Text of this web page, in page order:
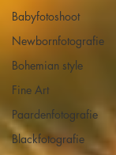
Babyfotoshoot
Newbornfotografie
Bohemian style
Fine Art
Paardenfotografie
Blackfotografie